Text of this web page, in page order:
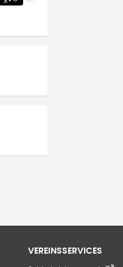
VEREINSSERVICES